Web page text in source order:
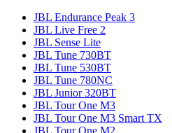
JBL Endurance Peak 3
JBL Live Free 2
JBL Sense Lite
JBL Tune 730BT
JBL Tune 530BT
JBL Tune 780NC
JBL Junior 320BT
JBL Tour One M3
JBL Tour One M3 Smart TX
JBL Tour One M2